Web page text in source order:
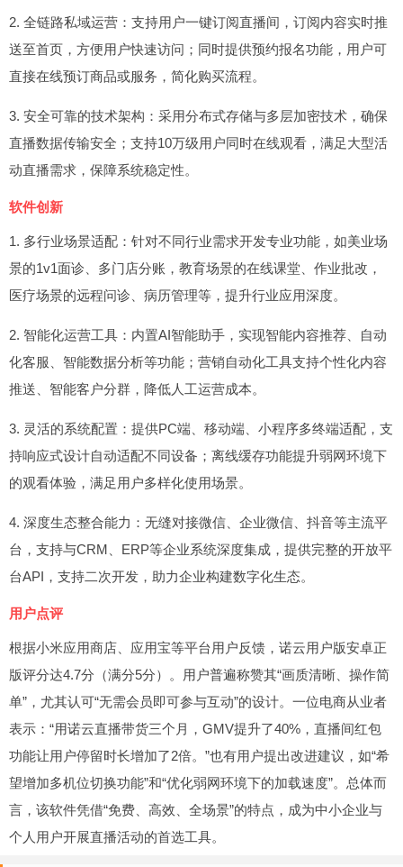
2. 全链路私域运营：支持用户一键订阅直播间，订阅内容实时推
送至首页，方便用户快速访问；同时提供预约报名功能，用户可
直接在线预订商品或服务，简化购买流程。
3. 安全可靠的技术架构：采用分布式存储与多层加密技术，确保
直播数据传输安全；支持10万级用户同时在线观看，满足大型活
动直播需求，保障系统稳定性。
软件创新
1. 多行业场景适配：针对不同行业需求开发专业功能，如美业场
景的1v1面诊、多门店分账，教育场景的在线课堂、作业批改，
医疗场景的远程问诊、病历管理等，提升行业应用深度。
2. 智能化运营工具：内置AI智能助手，实现智能内容推荐、自动
化客服、智能数据分析等功能；营销自动化工具支持个性化内容
推送、智能客户分群，降低人工运营成本。
3. 灵活的系统配置：提供PC端、移动端、小程序多终端适配，支
持响应式设计自动适配不同设备；离线缓存功能提升弱网环境下
的观看体验，满足用户多样化使用场景。
4. 深度生态整合能力：无缝对接微信、企业微信、抖音等主流平
台，支持与CRM、ERP等企业系统深度集成，提供完整的开放平
台API，支持二次开发，助力企业构建数字化生态。
用户点评
根据小米应用商店、应用宝等平台用户反馈，诺云用户版安卓正
版评分达4.7分（满分5分）。用户普遍称赞其“画质清晰、操作简
单”，尤其认可“无需会员即可参与互动”的设计。一位电商从业者
表示：“用诺云直播带货三个月，GMV提升了40%，直播间红包
功能让用户停留时长增加了2倍。”也有用户提出改进建议，如“希
望增加多机位切换功能”和“优化弱网环境下的加载速度”。总体而
言，该软件凭借“免费、高效、全场景”的特点，成为中小企业与
个人用户开展直播活动的首选工具。